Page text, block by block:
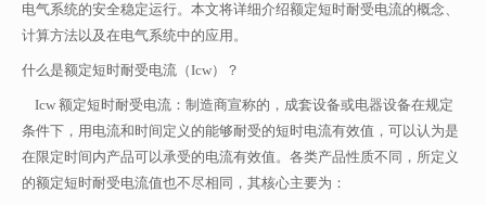
电气系统的安全稳定运行。本文将详细介绍额定短时耐受电流的概念、
计算方法以及在电气系统中的应用。
什么是额定短时耐受电流（Icw）？
Icw 额定短时耐受电流：制造商宣称的，成套设备或电器设备在规定
条件下，用电流和时间定义的能够耐受的短时电流有效值，可以认为是
在限定时间内产品可以承受的电流有效值。各类产品性质不同，所定义
的额定短时耐受电流值也不尽相同，其核心主要为：